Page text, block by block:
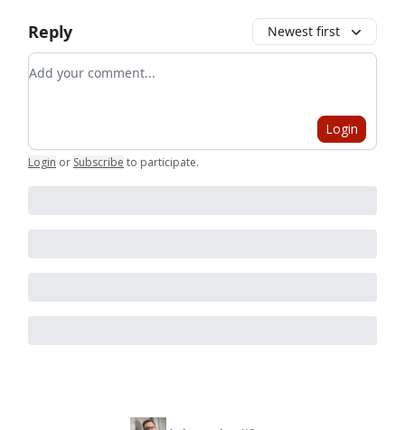
Reply Newest first
Add your comment
Login
Login or Subscribe to participate.